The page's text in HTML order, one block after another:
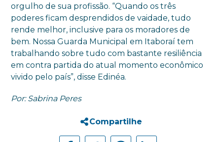
orgulho de sua profissão. “Quando os três
poderes ficam desprendidos de vaidade, tudo
rende melhor, inclusive para os moradores de
bem. Nossa Guarda Municipal em Itaboraí tem
trabalhando sobre tudo com bastante resiliência
em contra partida do atual momento econômico
vivido pelo país”, disse Edinéa.
Por: Sabrina Peres
Compartilhe